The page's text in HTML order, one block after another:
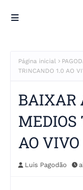
Página inicial
TRINCANDO 1.0 AO
BAIXAR
MEDIOS
AO VIVO
Luis Pagodão